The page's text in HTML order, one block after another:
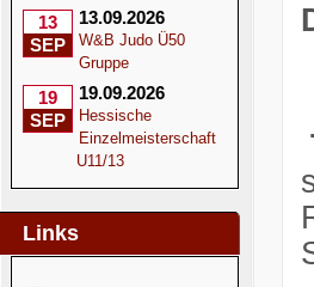
13
SEP
13.09.2026
W&B Judo Ü50
Gruppe
19
SEP
19.09.2026
Hessische
Einzelmeisterschaft
U11/13
Links